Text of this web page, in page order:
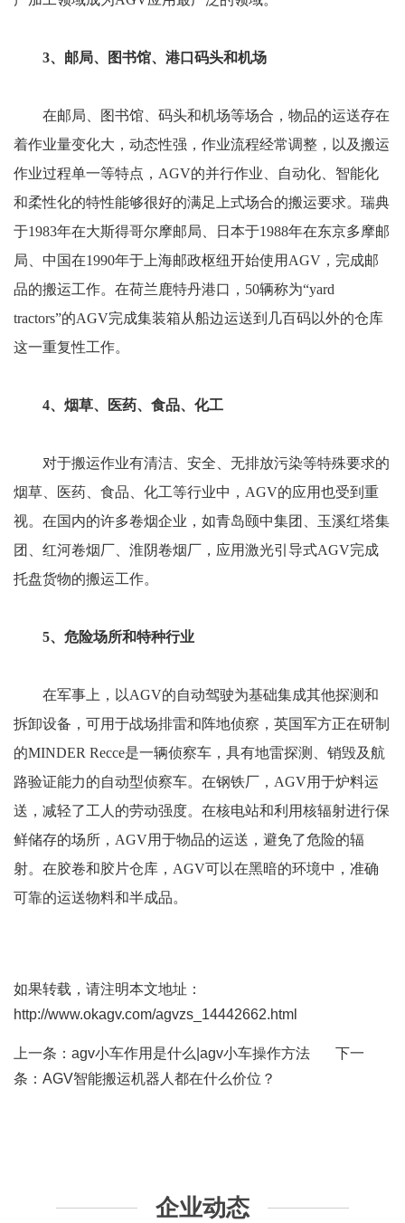
3、邮局、图书馆、港口码头和机场
在邮局、图书馆、码头和机场等场合，物品的运送存在
着作业量变化大，动态性强，作业流程经常调整，以及搬运
作业过程单一等特点，AGV的并行作业、自动化、智能化
和柔性化的特性能够很好的满足上式场合的搬运要求。瑞典
于1983年在大斯得哥尔摩邮局、日本于1988年在东京多摩邮
局、中国在1990年于上海邮政枢纽开始使用AGV，完成邮
品的搬运工作。在荷兰鹿特丹港口，50辆称为“yard
tractors”的AGV完成集装箱从船边运送到几百码以外的仓库
这一重复性工作。
4、烟草、医药、食品、化工
对于搬运作业有清洁、安全、无排放污染等特殊要求的
烟草、医药、食品、化工等行业中，AGV的应用也受到重
视。在国内的许多卷烟企业，如青岛颐中集团、玉溪红塔集
团、红河卷烟厂、淮阴卷烟厂，应用激光引导式AGV完成
托盘货物的搬运工作。
5、危险场所和特种行业
在军事上，以AGV的自动驾驶为基础集成其他探测和
拆卸设备，可用于战场排雷和阵地侦察，英国军方正在研制
的MINDER Recce是一辆侦察车，具有地雷探测、销毁及航
路验证能力的自动型侦察车。在钢铁厂，AGV用于炉料运
送，减轻了工人的劳动强度。在核电站和利用核辐射进行保
鲜储存的场所，AGV用于物品的运送，避免了危险的辐
射。在胶卷和胶片仓库，AGV可以在黑暗的环境中，准确
可靠的运送物料和半成品。
如果转载，请注明本文地址：
http://www.okagv.com/agvzs_14442662.html
上一条： agv小车作用是什么|agv小车操作方法 下一
条： AGV智能搬运机器人都在什么价位？
企业动态